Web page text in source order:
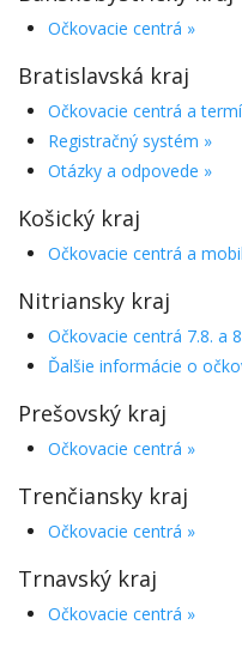
Očkovacie centrá »
Bratislavská kraj
Očkovacie centrá a
Registračný systém »
Otázky a odpovede »
Košický kraj
Očkovacie centrá a
Nitriansky kraj
Očkovacie centrá 7.8. a
Ďalšie informácie o
Prešovský kraj
Očkovacie centrá »
Trenčiansky kraj
Očkovacie centrá »
Trnavský kraj
Očkovacie centrá »